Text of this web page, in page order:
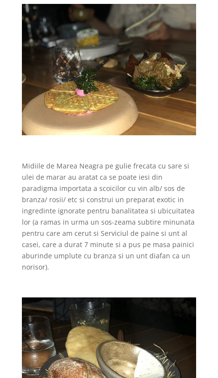
Midiile de Marea Neagra pe gulie frecata cu sare si
ulei de marar au aratat ca se poate iesi din
paradigma importata a scoicilor cu vin alb/ sos de
branza/ rosii/ etc si construi un preparat exotic in
ingredinte ignorate pentru banalitatea si ubicuitatea
lor (a ramas in urma un sos-zeama subtire minunata
pentru care am cerut si Serviciul de paine si unt al
casei, care a durat 7 minute si a pus pe masa painici
aburinde umplute cu branza si un unt diafan ca un
norisor).